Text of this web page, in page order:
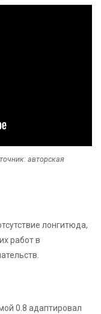
авторская
лонгитюда,
работ в
0.8 адаптировал